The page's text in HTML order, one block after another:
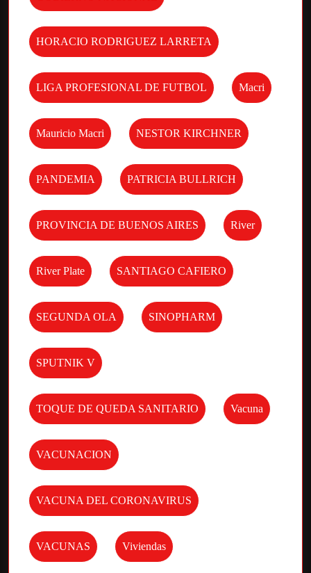
HORACIO RODRIGUEZ LARRETA
LIGA PROFESIONAL DE FUTBOL Macri
Mauricio Macri NESTOR KIRCHNER
PANDEMIA PATRICIA BULLRICH
PROVINCIA DE BUENOS AIRES River
River Plate SANTIAGO CAFIERO
SEGUNDA OLA SINOPHARM
SPUTNIK V
TOQUE DE QUEDA SANITARIO Vacuna
VACUNACION
VACUNA DEL CORONAVIRUS
VACUNAS Viviendas